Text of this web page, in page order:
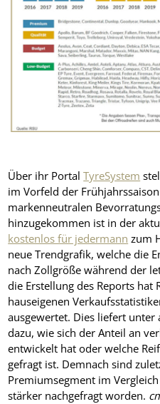
Über ihr PortalTyreSystem
im Vorfeld der
markenneutralen
hinzugekommen ist in der
kostenlos für jedermann zum
neue Trendgrafik, welche die
nach Zollgröße während der
die Erstellung des Reports hat
hauseigenen
ausgewertet. Dies liefert
dazu, wie sich der Anteil an
entwickelt hat oder welche
gefragt ist. Demnach sind
Premiumsegment im
stärker nachgefragt worden.